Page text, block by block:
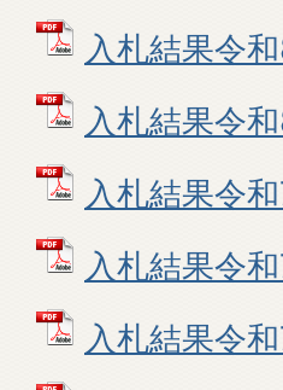
入札結果令
入札結果令
入札結果令
入札結果令
入札結果令